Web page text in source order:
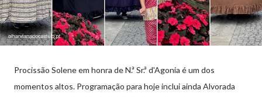
Procissão Solene em honra de N.ª Sr.ª d'Agonia é um dos
momentos altos. Programação para hoje inclui ainda Alvorada